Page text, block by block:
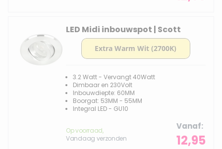
LED Midi inbouwspot | Scott
3.2 Watt - Vervangt 40Watt
Dimbaar en 230Volt
Inbouwdiepte: 60MM
Boorgat: 53MM - 55MM
Integral LED - GU10
Op voorraad,
Vandaag verzonden
Vanaf
12,95